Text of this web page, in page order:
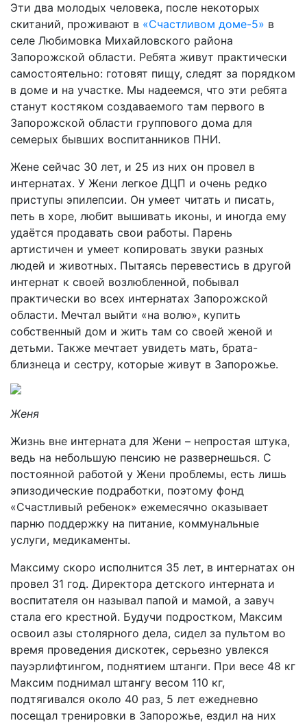
Эти два молодых человека, после некоторых
скитаний, проживают в «Счастливом доме-5» в
селе Любимовка Михайловского района
Запорожской области. Ребята живут практически
самостоятельно: готовят пищу, следят за порядком
в доме и на участке. Мы надеемся, что эти ребята
станут костяком создаваемого там первого в
Запорожской области группового дома для
семерых бывших воспитанников ПНИ.
Жене сейчас 30 лет, и 25 из них он провел в
интернатах. У Жени легкое ДЦП и очень редко
приступы эпилепсии. Он умеет читать и писать,
петь в хоре, любит вышивать иконы, и иногда ему
удаётся продавать свои работы. Парень
артистичен и умеет копировать звуки разных
людей и животных. Пытаясь перевестись в другой
интернат к своей возлюбленной, побывал
практически во всех интернатах Запорожской
области. Мечтал выйти «на волю», купить
собственный дом и жить там со своей женой и
детьми. Также мечтает увидеть мать, брата-
близнеца и сестру, которые живут в Запорожье.
Женя
Жизнь вне интерната для Жени – непростая штука,
ведь на небольшую пенсию не развернешься. С
постоянной работой у Жени проблемы, есть лишь
эпизодические подработки, поэтому фонд
«Счастливый ребенок» ежемесячно оказывает
парню поддержку на питание, коммунальные
услуги, медикаменты.
Максиму скоро исполнится 35 лет, в интернатах он
провел 31 год. Директора детского интерната и
воспитателя он называл папой и мамой, а завуч
стала его крестной. Будучи подростком, Максим
освоил азы столярного дела, сидел за пультом во
время проведения дискотек, серьезно увлекся
пауэрлифтингом, поднятием штанги. При весе 48 кг
Максим поднимал штангу весом 110 кг,
подтягивался около 40 раз, 5 лет ежедневно
посещал тренировки в Запорожье, ездил на них